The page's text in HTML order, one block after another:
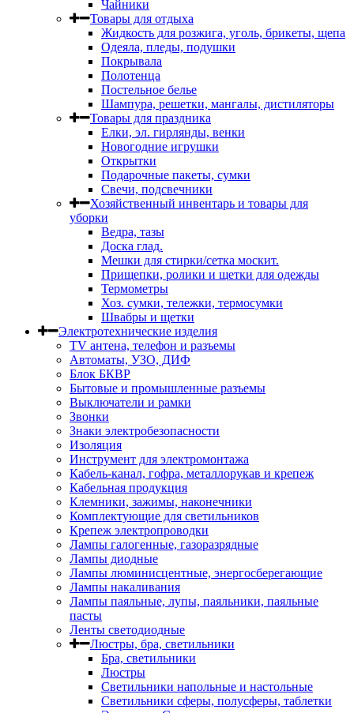
Чайники
Товары для отдыха
Жидкость для розжига, уголь, брикеты, щепа
Одеяла, пледы, подушки
Покрывала
Полотенца
Постельное белье
Шампура, решетки, мангалы, дистиляторы
Товары для праздника
Елки, эл. гирлянды, венки
Новогодние игрушки
Открытки
Подарочные пакеты, сумки
Свечи, подсвечники
Хозяйственный инвентарь и товары для
уборки
Ведра, тазы
Доска глад.
Мешки для стирки/сетка москит.
Прищепки, ролики и щетки для одежды
Термометры
Хоз. сумки, тележки, термосумки
Швабры и щетки
Электротехнические изделия
TV aнтена, телефон и разъемы
Автоматы, УЗО, ДИФ
Блок БКВР
Бытовые и промышленные разъемы
Выключатели и рамки
Звонки
Знаки электробезопасности
Изоляция
Инструмент для электромонтажа
Кабель-канал, гофра, металлорукав и крепеж
Кабельная продукция
Клемники, зажимы, наконечники
Комплектующие для светильников
Крепеж электропроводки
Лампы галогенные, газоразрядные
Лампы диодные
Лампы люминисцентные, энергосберегающие
Лампы накаливания
Лампы паяльные, лупы, паяльники, паяльные
пасты
Ленты светодиодные
Люстры, бра, светильники
Бра, светильники
Люстры
Светильники напольные и настольные
Светильники сферы, полусферы, таблетки